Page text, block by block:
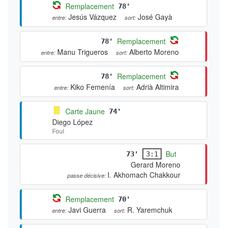
Remplacement 78'
entre: Jesús Vázquez sort: José Gayà
78' Remplacement
entre: Manu Trigueros sort: Alberto Moreno
78' Remplacement
entre: Kiko Femenía sort: Adrià Altimira
Carte Jaune
Diego López
73' 3:1
But
Gerard Moreno
passe décisive: I. Akhomach Chakkour
Remplacement 70'
entre: Javi Guerra sort: R. Yaremchuk